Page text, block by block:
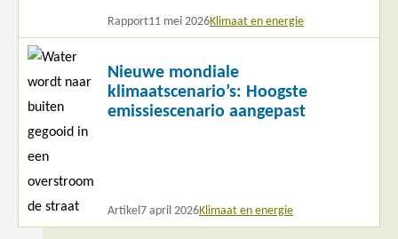
Rapport11 mei 2026Klimaat en energie
Nieuwe mondiale
klimaatscenario’s: Hoogste
emissiescenario aangepast
Artikel 7 april 2026Klimaat en energie
Lees